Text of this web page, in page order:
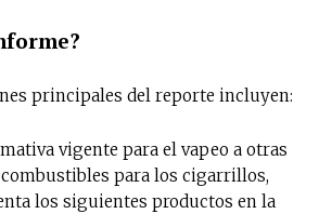
principales del reporte incluyen:
vigente para el vapeo a otras
para los cigarrillos,
los siguientes productos en la